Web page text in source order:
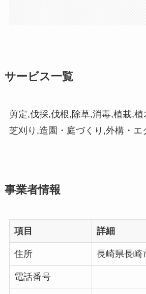
サービス一覧
剪定,伐採,伐根,除草,消毒,植栽,植
芝刈り,造園・庭づくり,外構・エ
事業者情報
項目 詳細
住所 長崎県長崎
電話番号